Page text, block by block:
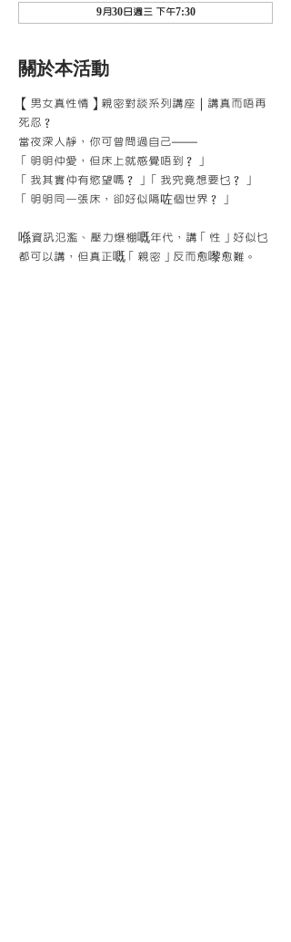
9月30日週三 下午7:30
關於本活動
【男女真性情】親密對談系列講座｜講真而唔再
死忍？
當夜深人靜，你可曾問過自己——
「明明仲愛，但床上就感覺唔到？」
「我其實仲有慾望嗎？」「我究竟想要乜？」
「明明同一張床，卻好似隔咗個世界？」
喺資訊氾濫、壓力爆棚嘅年代，講「性」好似乜
都可以講，但真正嘅「親密」反而愈嚟愈難。